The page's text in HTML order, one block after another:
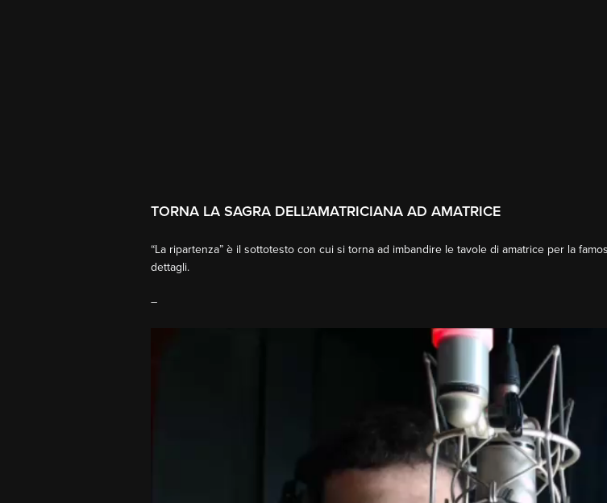
TORNA LA SAGRA DELL’AMATRICIANA AD AMATRICE
“La ripartenza” è il sottotesto con cui si torna ad imbandire le tavole di amatrice per la
dettagli.
–